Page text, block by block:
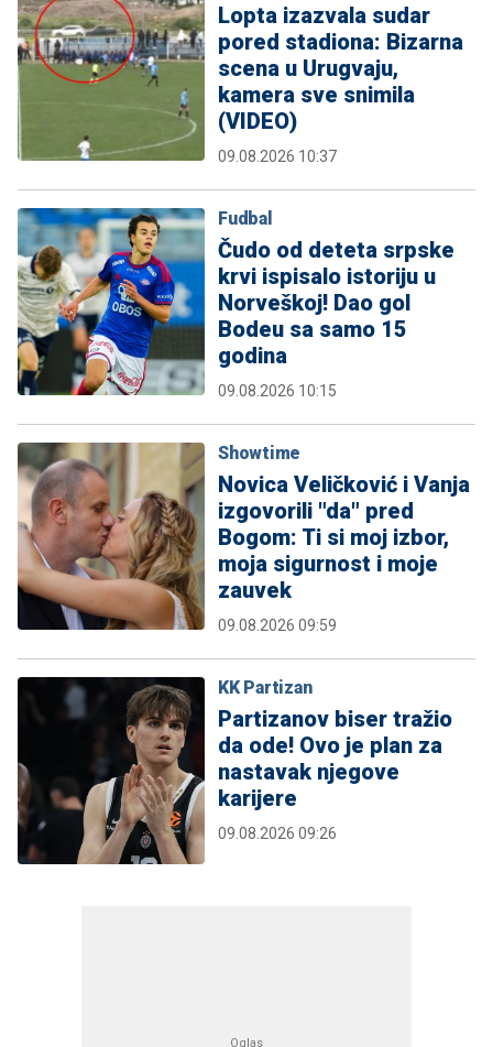
Lopta izazvala sudar
pored stadiona: Bizarna
scena u Urugvaju,
kamera sve snimila
(VIDEO)
09.08.2026 10:37
Fudbal
Čudo od deteta srpske
krvi ispisalo istoriju u
Norveškoj! Dao gol
Bodeu sa samo 15
godina
09.08.2026 10:15
Showtime
Novica Veličković i Vanja
izgovorili "da" pred
Bogom: Ti si moj izbor,
moja sigurnost i moje
zauvek
09.08.2026 09:59
KK Partizan
Partizanov biser tražio
da ode! Ovo je plan za
nastavak njegove
karijere
09.08.2026 09:26